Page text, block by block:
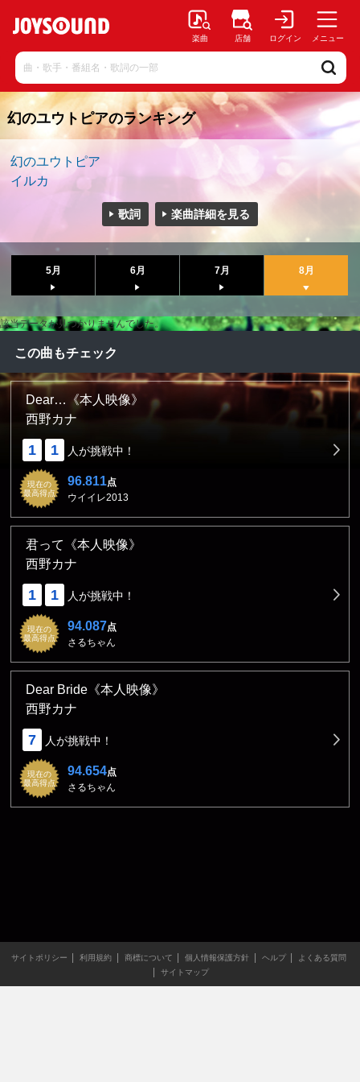
楽曲 店舗 ログイン メニュー
幻のユウトピアのランキング
幻のユウトピア
イルカ
歌詞 楽曲詳細を見る
5月 6月 7月 8月
該当データが見つかりませんでした。
この曲もチェック
Dear…《本人映像》
西野カナ
1 1 人が挑戦中！
現在の
最高得点
96.811点
ウイイレ2013
君って《本人映像》
西野カナ
1 1 人が挑戦中！
現在の
最高得点
94.087点
さるちゃん
Dear Bride《本人映像》
西野カナ
7 人が挑戦中！
現在の
最高得点
94.654点
さるちゃん
サイトポリシー 利用規約 商標について 個人情報保護方針 ヘルプ
よくある質問
サイトマップ